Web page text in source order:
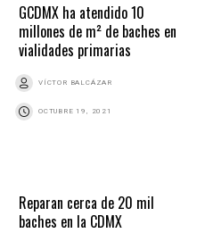
GCDMX ha atendido 10
millones de m² de baches en
vialidades primarias
VÍCTOR BALCÁZAR
OCTUBRE 19, 2021
Reparan cerca de 20 mil
baches en la CDMX